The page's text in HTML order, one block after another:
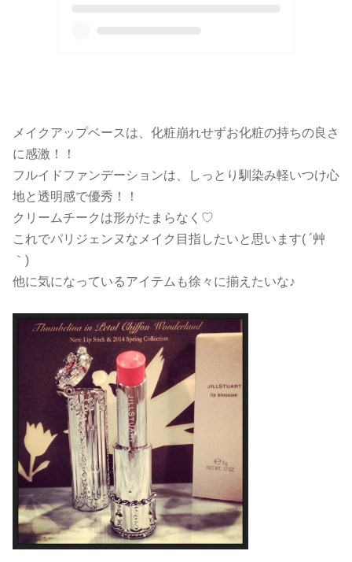
メイクアップベースは、化粧崩れせずお化粧の持ちの良さ
に感激！！
フルイドファンデーションは、しっとり馴染み軽いつけ心
地と透明感で優秀！！
クリームチークは形がたまらなく♡
これでパリジェンヌなメイク目指したいと思います( ´艸
｀)
他に気になっているアイテムも徐々に揃えたいな♪